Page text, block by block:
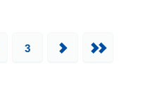
3 Następna